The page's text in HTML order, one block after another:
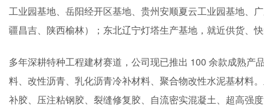
工业园基地、岳阳经开区基地、贵州安顺夏云工业园基地、
疆昌吉、陕西榆林）；东北辽宁灯塔生产基地，就近供货、
多年深耕特种工程建材赛道，公司现已推出 100 余款成熟
料、改性沥青、乳化沥青冷补材料、聚合物改性水泥基材料
补胶、压注粘钢胶、裂缝修复胶、自流密实混凝土、超高强